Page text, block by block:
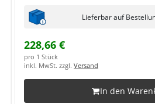
Lieferbar auf
228,66 €
pro 1 Stück
inkl. MwSt. zzgl. Versand
In den